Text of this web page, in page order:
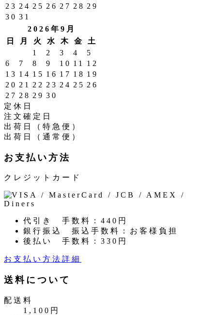
23 24 25 26 27 28 29
30 31
2026年9月
日
月 火 水 木 金
土
1
2 3 4
5
6
7 8 9 10 11
12
13 14 15 16 17 18 19
20 21 22 23 24 25 26
27 28 29 30
定休日
注文確定日
出荷日（特急便）
出荷日（通常便）
お支払い方法
クレジットカード
代引き 手数料：440円
銀行振込 振込手数料：お客様負担
後払い 手数料：330円
お支払い方法詳細
送料について
配送料
1,100円